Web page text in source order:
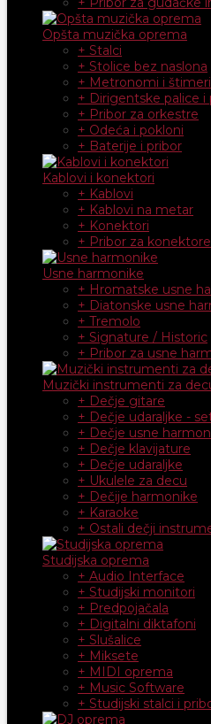
Opšta muzička oprema
+ Stalci
+ Stolice bez naslona
+ Metronomi i štimeri
+ Dirigentske palice i
+ Pribor za orkestre
+ Odeća i pokloni
+ Baterije i pribor
Kablovi i konektori
+ Kablovi
+ Kablovi na metar
+ Konektori
+ Pribor za konektore
Usne harmonike
+ Hromatske usne
+ Diatonske usne
+ Tremolo
+ Signature / Historic
+ Pribor za usne
Muzički instrumenti za
+ Dečje gitare
+ Dečje udaraljke -
+ Dečje usne
+ Dečje klavijature
+ Dečje udaraljke
+ Ukulele za decu
+ Dečije harmonike
+ Karaoke
+ Ostali dečji
Studijska oprema
+ Audio Interface
+ Studijski monitori
+ Predpojačala
+ Digitalni diktafoni
+ Slušalice
+ Miksete
+ MIDI oprema
+ Music Software
+ Studijski stalci i